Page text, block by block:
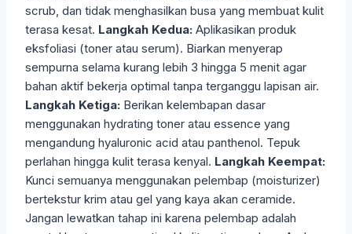
scrub, dan tidak menghasilkan busa yang membuat kulit
terasa kesat. Langkah Kedua: Aplikasikan produk
eksfoliasi (toner atau serum). Biarkan menyerap
sempurna selama kurang lebih 3 hingga 5 menit agar
bahan aktif bekerja optimal tanpa terganggu lapisan air.
Langkah Ketiga: Berikan kelembapan dasar
menggunakan hydrating toner atau essence yang
mengandung hyaluronic acid atau panthenol. Tepuk
perlahan hingga kulit terasa kenyal. Langkah Keempat:
Kunci semuanya menggunakan pelembap (moisturizer)
bertekstur krim atau gel yang kaya akan ceramide.
Jangan lewatkan tahap ini karena pelembap adalah